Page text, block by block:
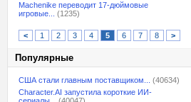
Machenike переводит 17-дюймовые
игровые...
(1235)
< 1 2 3 4 5 6 7 8 >
Популярные
США стали главным поставщиком...
(40634)
Character.AI запустила короткие ИИ-